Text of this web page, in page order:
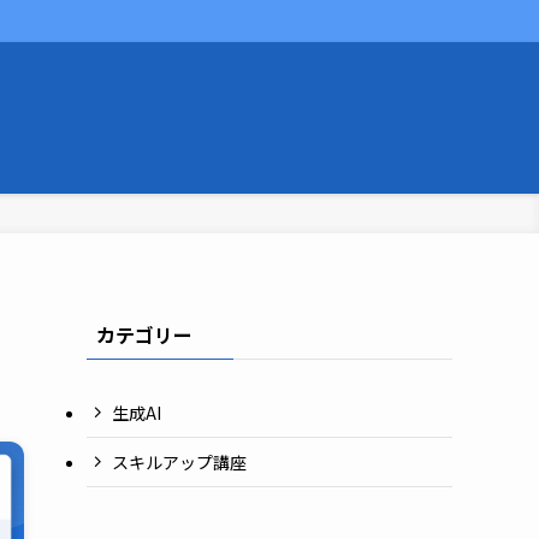
カテゴリー
生成AI
スキルアップ講座